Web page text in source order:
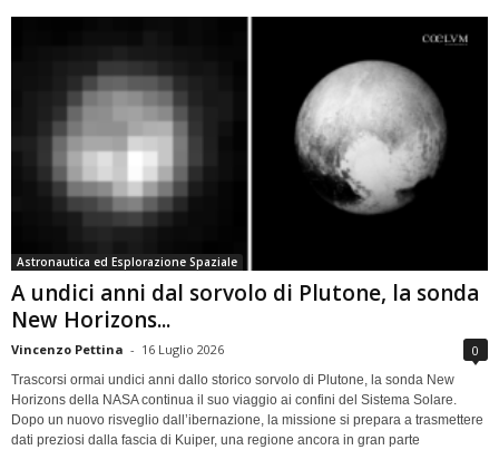
Astronautica ed Esplorazione Spaziale
A undici anni dal sorvolo di Plutone, la sonda
New Horizons...
Vincenzo Pettina - 16 Luglio 2026 0
Trascorsi ormai undici anni dallo storico sorvolo di Plutone, la sonda New
Horizons della NASA continua il suo viaggio ai confini del Sistema Solare.
Dopo un nuovo risveglio dall’ibernazione, la missione si prepara a trasmettere
dati preziosi dalla fascia di Kuiper, una regione ancora in gran parte